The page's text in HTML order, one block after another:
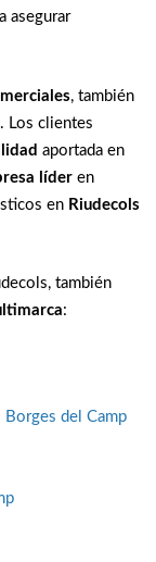
asegurar
, también
. Los clientes
aportada en
líder en
en Riudecols
también
:
del Camp